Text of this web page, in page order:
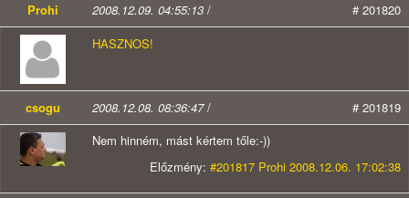
Prohi 2008.12.09. 04:55:13 /
# 201820
HASZNOS!
csogu 2008.12.08. 08:36:47/
# 201819
Nem hinném, mást kértem tőle:-))
Előzmény: #201817 Prohi 2008.12.06. 17:02:38